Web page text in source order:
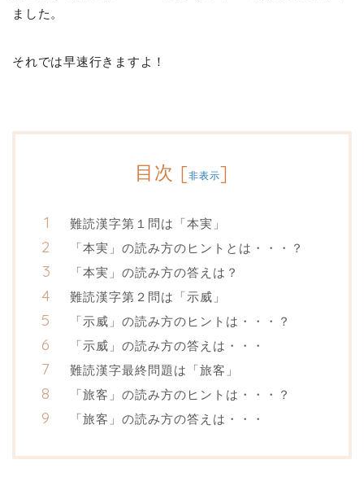
ました。
それでは早速行きますよ！
目次 [非表示]
難読漢字第１問は「本実」
「本実」の読み方のヒントとは・・・？
「本実」の読み方の答えは？
難読漢字第２問は「示威」
「示威」の読み方のヒントは・・・？
「示威」の読み方の答えは・・・
難読漢字最終問題は「旅客」
「旅客」の読み方のヒントは・・・？
「旅客」の読み方の答えは・・・